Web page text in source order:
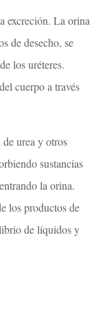
excreción. La orina
de desecho, se
los uréteres.
cuerpo a través
urea y otros
sustancias
la orina.
los productos de
de líquidos y